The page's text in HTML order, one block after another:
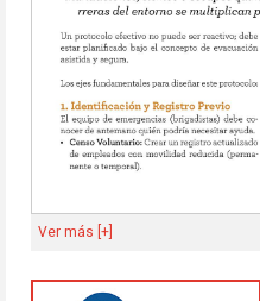
Ver más [+]